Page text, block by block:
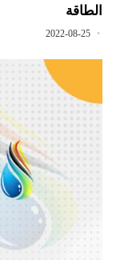
الطاقة
2022-08-25